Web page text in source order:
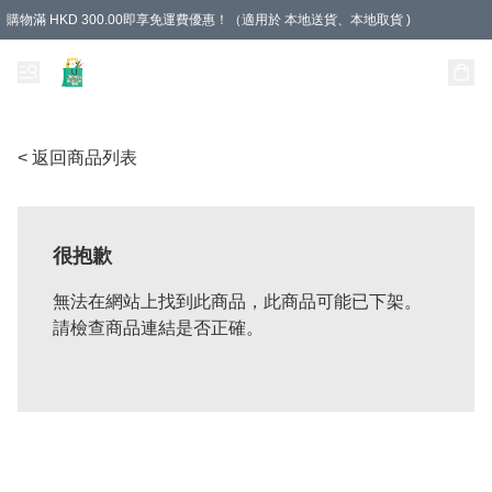
購物滿 HKD 300.00即享免運費優惠！（適用於 本地送貨、本地取貨 )
< 返回商品列表
很抱歉
無法在網站上找到此商品，此商品可能已下架。
請檢查商品連結是否正確。